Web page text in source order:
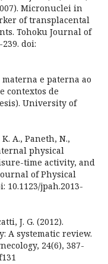
Micronuclei in
of transplacental
Tohoku Journal of
doi:
materna e paterna ao
contextos de
University of
A., Paneth, N.,
physical
time activity, and
of Physical
10.1123/jpah.2013-
J. G. (2012).
A systematic review.
24(6), 387-